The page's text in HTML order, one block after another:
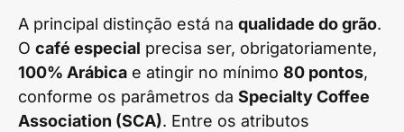
A principal distinção está na qualidade do grão.
O café especial precisa ser, obrigatoriamente,
100% Arábica e atingir no mínimo 80 pontos,
conforme os parâmetros da Specialty Coffee
Association (SCA). Entre os atributos